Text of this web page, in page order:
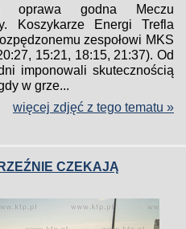
oprawa godna Meczu
Koszykarze Energi Trefla
zespołowi MKS
15:21, 18:15, 21:37). Od
imponowali skutecznością
w grze...
więcej zdjęć z tego tematu »
CZEKAJĄ